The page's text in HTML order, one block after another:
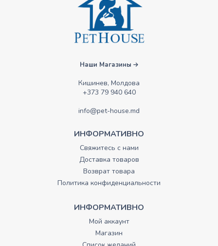
Наши Магазины
Кишинев, Молдова
+373 79 940 640
info@pet-house.md
ИНФОРМАТИВНО
Свяжитесь с нами
Доставка товаров
Возврат товара
Политика конфиденциальности
ИНФОРМАТИВНО
Мой аккаунт
Магазин